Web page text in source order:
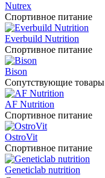
Nutrex
Спортивное питание
Everbuild Nutrition
Спортивное питание
Bison
Сопутствующие товары
AF Nutrition
Спортивное питание
OstroVit
Спортивное питание
Geneticlab nutrition